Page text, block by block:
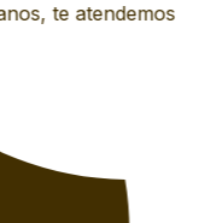
te atendemos